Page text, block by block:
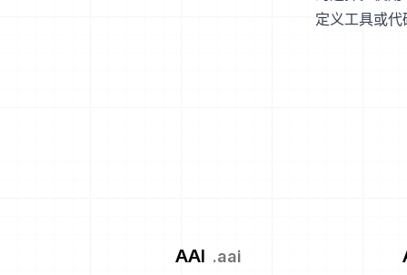
定义工具或
AAI .aai